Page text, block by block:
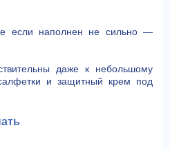
если наполнен не сильно —
даже к небольшому
и защитный крем под